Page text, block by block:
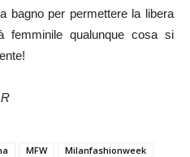
bagno per permettere la libera
femminile qualunque cosa si
MFW
Milanfashionweek